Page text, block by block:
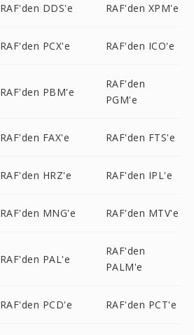
RAF'den DDS'e RAF'den XPM'e
RAF'den PCX'e RAF'den ICO'e
RAF'den PBM'e
RAF'den
PGM'e
RAF'den FAX'e RAF'den FTS'e
RAF'den HRZ'e RAF'den IPL'e
RAF'den MNG'e RAF'den MTV'e
RAF'den PAL'e
RAF'den
PALM'e
RAF'den PCD'e RAF'den PCT'e